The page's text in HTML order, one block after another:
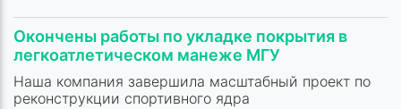
Окончены работы по укладке покрытия в
легкоатлетическом манеже МГУ
Наша компания завершила масштабный проект по
реконструкции спортивного ядра